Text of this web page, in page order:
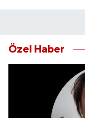
Özel Haber